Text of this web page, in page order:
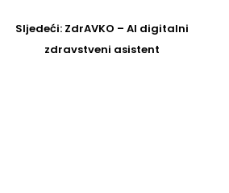
Sljedeći: Sljedeći
Post
ZdrAVKO – AI digitalni
zdravstveni asistent